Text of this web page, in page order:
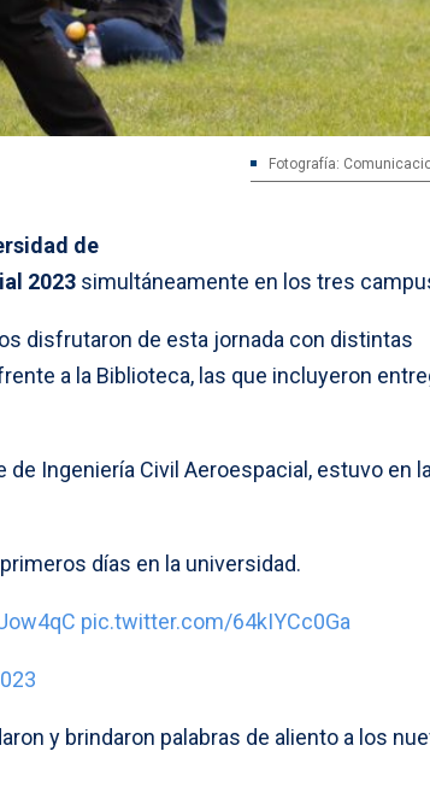
Fotografía:
de
2023 simultáneamente en los tres
disfrutaron de esta jornada con distintas
a la Biblioteca, las que incluyeron
de Ingeniería Civil Aeroespacial, estuvo en
días en la universidad.
pic.twitter.com/64kIYCc0Ga
y brindaron palabras de aliento a los